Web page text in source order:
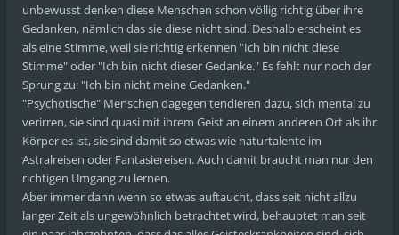
unbewusst denken diese Menschen schon völlig richtig über ihre
Gedanken, nämlich das sie diese nicht sind. Deshalb erscheint es
als eine Stimme, weil sie richtig erkennen "Ich bin nicht diese
Stimme" oder "Ich bin nicht dieser Gedanke." Es fehlt nur noch der
Sprung zu: "Ich bin nicht meine Gedanken."
"Psychotische" Menschen dagegen tendieren dazu, sich mental zu
verirren, sie sind quasi mit ihrem Geist an einem anderen Ort als ihr
Körper es ist, sie sind damit so etwas wie naturtalente im
Astralreisen oder Fantasiereisen. Auch damit braucht man nur den
richtigen Umgang zu lernen.
Aber immer dann wenn so etwas auftaucht, dass seit nicht allzu
langer Zeit als ungewöhnlich betrachtet wird, behauptet man seit